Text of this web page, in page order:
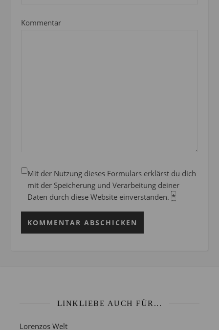
Kommentar
Mit der Nutzung dieses Formulars erklärst du dich
mit der Speicherung und Verarbeitung deiner
Daten durch diese Website einverstanden. *
LINKLIEBE AUCH FÜR...
Lorenzos Welt